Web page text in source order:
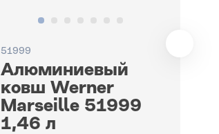
51999
Алюминиевый
ковш Werner
Marseille 51999
1,46 л